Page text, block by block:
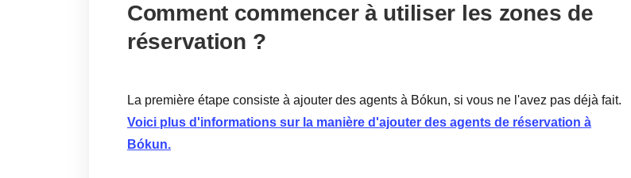
Comment commencer à utiliser les zones de
réservation ?
La première étape consiste à ajouter des agents à Bókun, si vous ne l'avez pas déjà fait.
Voici plus d'informations sur la manière d'ajouter des agents de réservation à
Bókun.